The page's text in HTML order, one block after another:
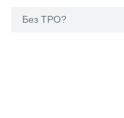
Без ТРО?